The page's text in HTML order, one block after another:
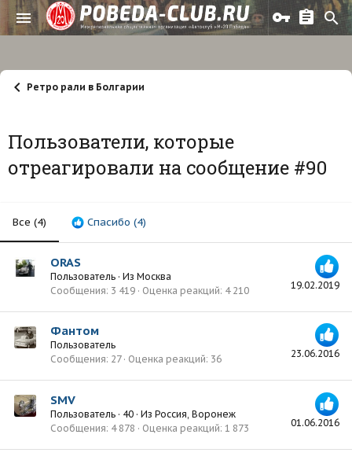
Ретро рали в Болгарии
Пользователи, которые
отреагировали на сообщение #90
Все (4) Спасибо (4)
19.02.2019
ORAS
Пользователь · Из Москва
Сообщения 3 419 Оценка реакций 4 210
23.06.2016
Фантом
Пользователь
Сообщения 27 Оценка реакций 36
01.06.2016
SMV
Пользователь · 40 · Из Россия, Воронеж
Сообщения 4 878 Оценка реакций 1 873